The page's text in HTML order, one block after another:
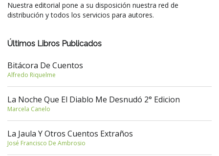
Nuestra editorial pone a su disposición nuestra red de
distribución y todos los servicios para autores.
Últimos Libros Publicados
Bitácora De Cuentos
Alfredo Riquelme
La Noche Que El Diablo Me Desnudó 2° Edicion
Marcela Canelo
La Jaula Y Otros Cuentos Extraños
José Francisco De Ambrosio